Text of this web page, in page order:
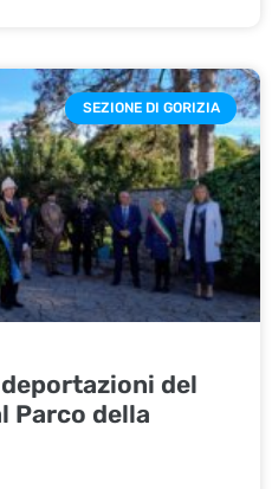
SEZIONE DI GORIZIA
del
Parco della